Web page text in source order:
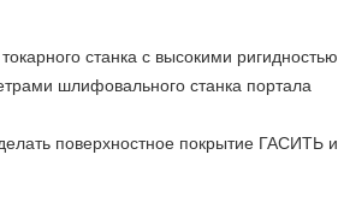
станка с высокими ригидностью,
шлифовального станка портала
поверхностное покрытие ГАСИТЬ и